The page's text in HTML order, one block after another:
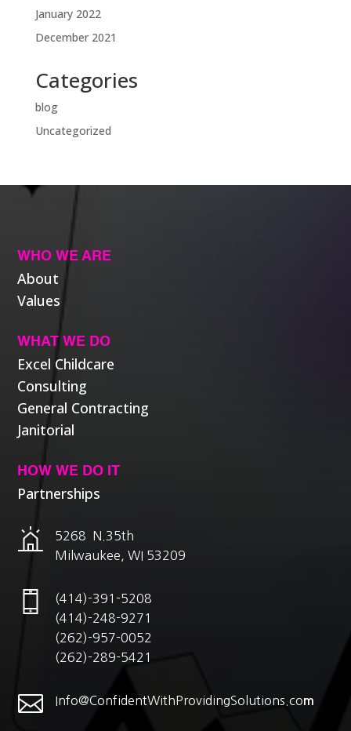
January 2022
December 2021
Categories
blog
Uncategorized
WHO WE ARE
About
Values
WHAT WE DO
Excel Childcare
Consulting
General Contracting
Janitorial
HOW WE DO IT
Partnerships
5268 N.35th
Milwaukee, WI 53209
(414)-391-5208
(414)-248-9271
(262)-957-0052
(262)-289-5421
 Info@ConfidentWithProvidingSolutions.com